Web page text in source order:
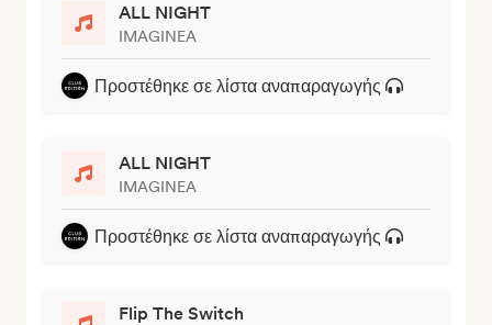
ALL NIGHT
IMAGINEA
Προστέθηκε σε λίστα αναπαραγωγής
ALL NIGHT
IMAGINEA
Προστέθηκε σε λίστα αναπαραγωγής
Flip The Switch